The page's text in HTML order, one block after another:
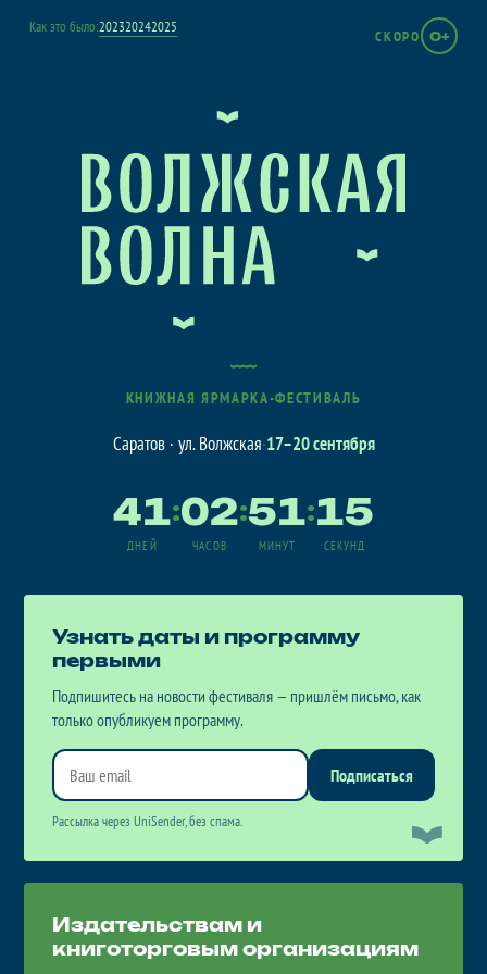
Как это было:202320242025 СКОРО 0+
КНИЖНАЯ ЯРМАРКА-ФЕСТИВАЛЬ
Саратов · ул. Волжская·17–20 сентября
41
ДНЕЙ
:02
ЧАСОВ
:51
МИНУТ
:15
СЕКУНД
Узнать даты и программу
первыми
Подпишитесь на новости фестиваля — пришлём письмо, как
только опубликуем программу.
Подписаться
Рассылка через UniSender, без спама.
Издательствам и
книготорговым организациям